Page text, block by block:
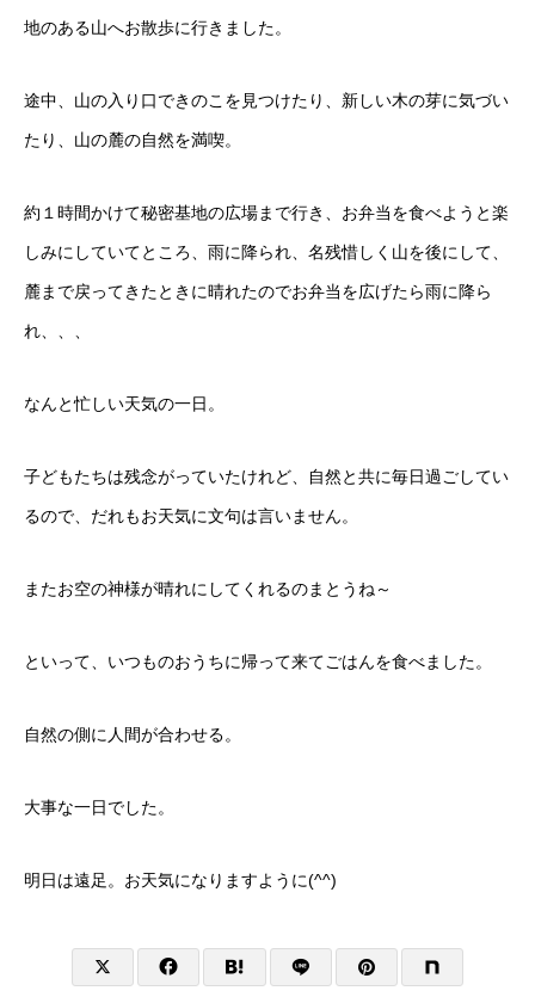
地のある山へお散歩に行きました。
途中、山の入り口できのこを見つけたり、新しい木の芽に気づい
たり、山の麓の自然を満喫。
約１時間かけて秘密基地の広場まで行き、お弁当を食べようと楽
しみにしていてところ、雨に降られ、名残惜しく山を後にして、
麓まで戻ってきたときに晴れたのでお弁当を広げたら雨に降ら
れ、、、
なんと忙しい天気の一日。
子どもたちは残念がっていたけれど、自然と共に毎日過ごしてい
るので、だれもお天気に文句は言いません。
またお空の神様が晴れにしてくれるのまとうね～
といって、いつものおうちに帰って来てごはんを食べました。
自然の側に人間が合わせる。
大事な一日でした。
明日は遠足。お天気になりますように(^^)